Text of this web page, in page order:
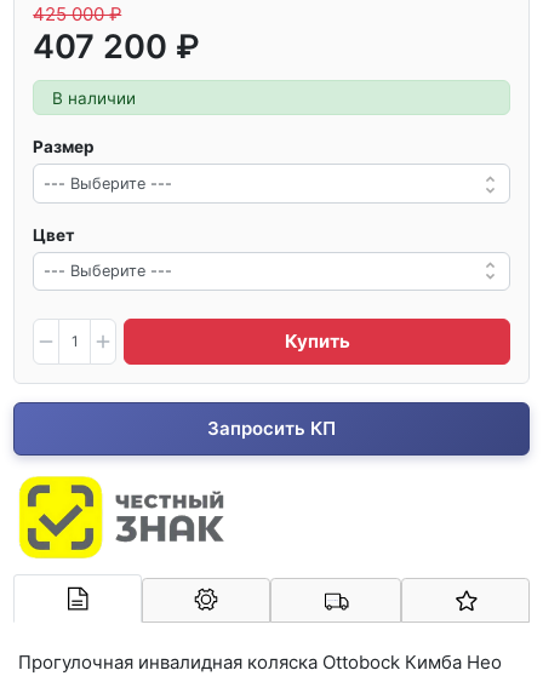
425 000 ₽
407 200 ₽
В наличии
Размер
Цвет
Купить
Запросить КП
Арконт-Мед
Прогулочная инвалидная коляска Ottobock Кимба Нео